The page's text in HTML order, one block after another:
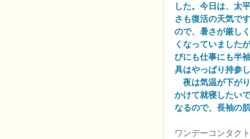
した。今日は、太
さも復活の天気で
ので、暑さが厳し
くなっていました
びにも仕事にも半
具はやっぱり持参
夜は気温が下が
かけて就寝したい
なるので、長袖の
ワンデーコンタク